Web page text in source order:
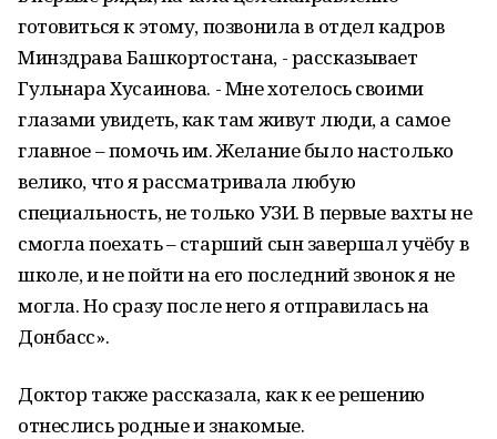
готовиться к этому, позвонила в отдел кадров
Минздрава Башкортостана, - рассказывает
Гульнара Хусаинова. - Мне хотелось своими
глазами увидеть, как там живут люди, а самое
главное – помочь им. Желание было настолько
велико, что я рассматривала любую
специальность, не только УЗИ. В первые вахты не
смогла поехать – старший сын завершал учёбу в
школе, и не пойти на его последний звонок я не
могла. Но сразу после него я отправилась на
Донбасс».
Доктор также рассказала, как к ее решению
отнеслись родные и знакомые.